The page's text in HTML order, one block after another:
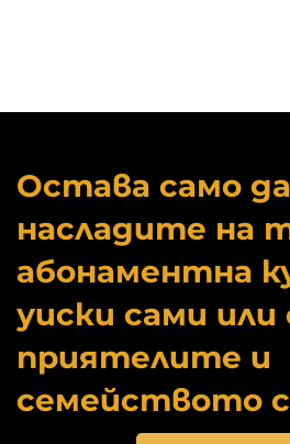
Остава само
насладите на
абонаментна
уиски сами или
приятелите и
семейството